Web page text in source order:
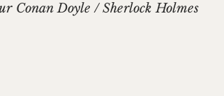
Conan Doyle / Sherlock Holmes